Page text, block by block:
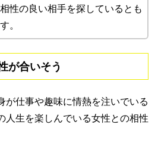
性の良い相手を探しているとも
。
が合いそう
が仕事や趣味に情熱を注いでいる
人生を楽しんでいる女性との相性